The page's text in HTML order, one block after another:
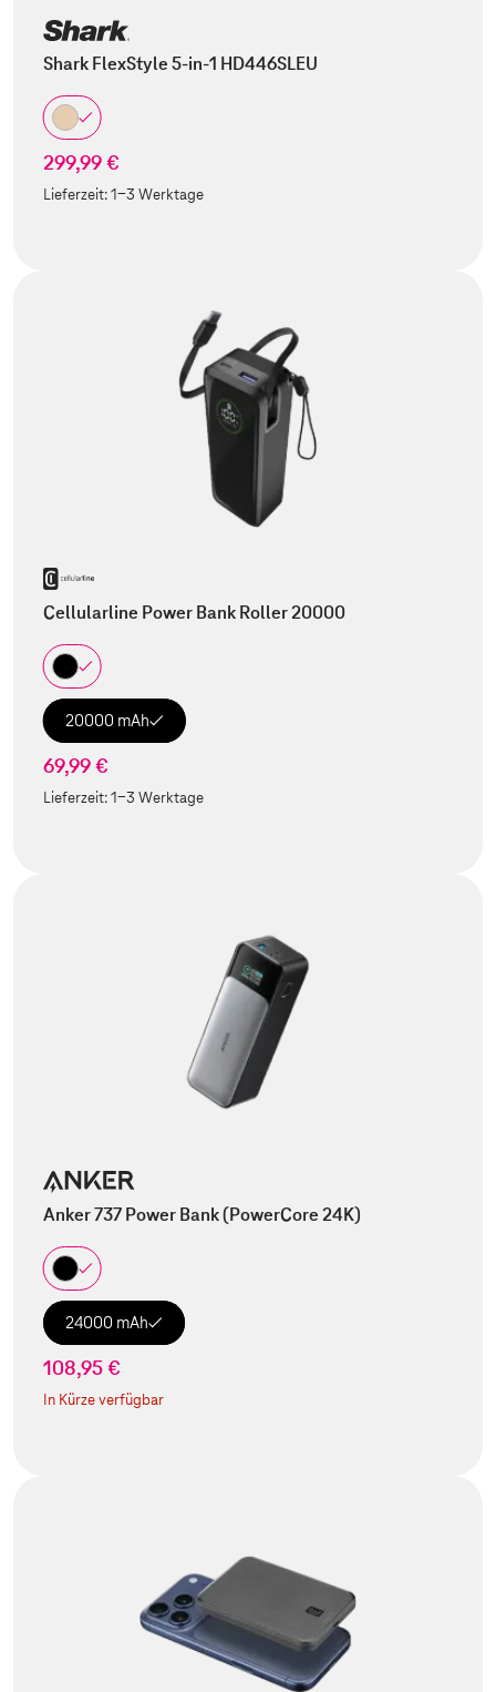
Shark FlexStyle 5-in-1 HD446SLEU
299,99 €
Lieferzeit:1-3 Werktage
Cellularline Power Bank Roller 20000
20000 mAh
69,99 €
Lieferzeit:1-3 Werktage
Anker 737 Power Bank (PowerCore 24K)
24000 mAh
108,95 €
In Kürze verfügbar